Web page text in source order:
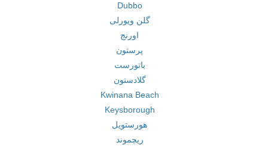
Dubbo
گلن ویورلی
اورنج
پرستون
باتورست
گلادستون
Kwinana Beach
Keysborough
هورستویل
ریچموند